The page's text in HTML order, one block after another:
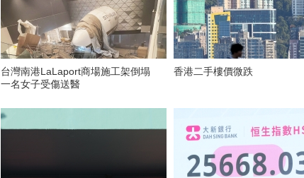
台灣南港LaLaport商場施工架倒塌
一名女子受傷送醫
香港二手樓價微跌